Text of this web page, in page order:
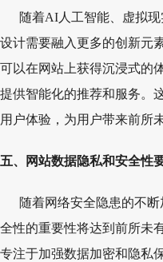
随着AI人工智能、虚拟
设计需要融入更多的创新元
可以在网站上获得沉浸式的
提供智能化的推荐和服务。
用户体验，为用户带来前所
五、网站数据隐私和安全性
随着网络安全隐患的不
全性的重要性将达到前所未
专注于加强数据加密和隐私